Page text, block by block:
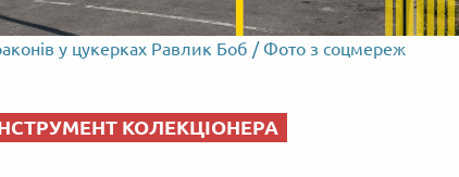
у цукерках Равлик Боб / Фото з соцмереж
КОЛЕКЦІОНЕРА